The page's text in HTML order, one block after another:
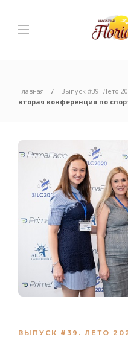
Главная Выпуск #39. Лето
вторая конференция по
ВЫПУСК #39. ЛЕТО